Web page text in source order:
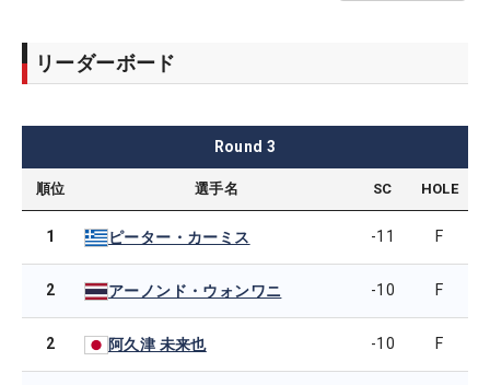
リーダーボード
Round 3
順位 選手名 SC HOLE
1 ピーター・カーミス -11 F
2 アーノンド・ウォンワニ -10 F
2 阿久津 未来也 -10 F